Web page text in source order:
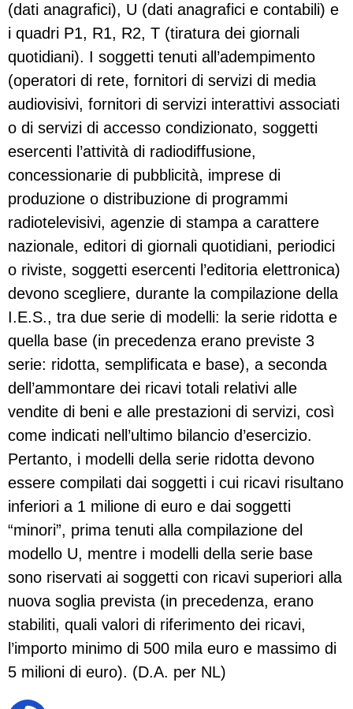
(dati anagrafici), U (dati anagrafici e contabili) e
i quadri P1, R1, R2, T (tiratura dei giornali
quotidiani). I soggetti tenuti all’adempimento
(operatori di rete, fornitori di servizi di media
audiovisivi, fornitori di servizi interattivi associati
o di servizi di accesso condizionato, soggetti
esercenti l’attività di radiodiffusione,
concessionarie di pubblicità, imprese di
produzione o distribuzione di programmi
radiotelevisivi, agenzie di stampa a carattere
nazionale, editori di giornali quotidiani, periodici
o riviste, soggetti esercenti l’editoria elettronica)
devono scegliere, durante la compilazione della
I.E.S., tra due serie di modelli: la serie ridotta e
quella base (in precedenza erano previste 3
serie: ridotta, semplificata e base), a seconda
dell’ammontare dei ricavi totali relativi alle
vendite di beni e alle prestazioni di servizi, così
come indicati nell’ultimo bilancio d’esercizio.
Pertanto, i modelli della serie ridotta devono
essere compilati dai soggetti i cui ricavi risultano
inferiori a 1 milione di euro e dai soggetti
“minori”, prima tenuti alla compilazione del
modello U, mentre i modelli della serie base
sono riservati ai soggetti con ricavi superiori alla
nuova soglia prevista (in precedenza, erano
stabiliti, quali valori di riferimento dei ricavi,
l’importo minimo di 500 mila euro e massimo di
5 milioni di euro). (D.A. per NL)